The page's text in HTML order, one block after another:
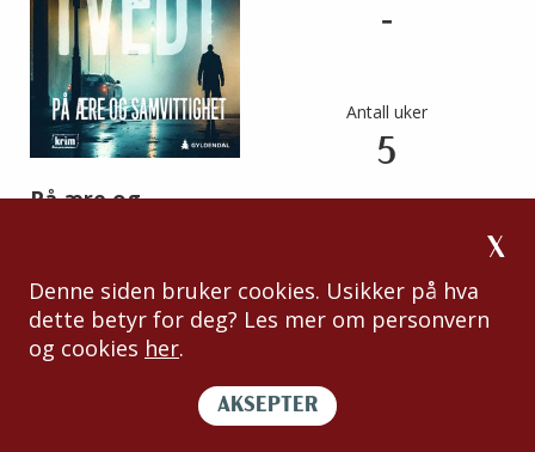
På ære og
Gyldendal
9788205590625
-
Antall uker
5
Denne siden bruker cookies. Usikker på hva
dette betyr for deg? Les mer om personvern
og cookies her.
AKSEPTER